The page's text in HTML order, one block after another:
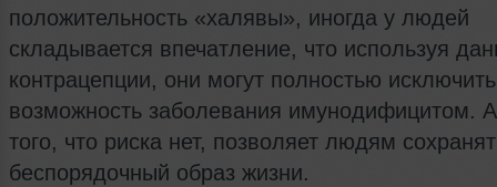
положительность «халявы», иногда у людей
складывается впечатление, что используя
контрацепции, они могут полностью исключить
возможность заболевания имунодифицитом.
того, что риска нет, позволяет людям
беспорядочный образ жизни.